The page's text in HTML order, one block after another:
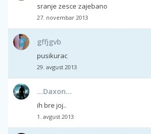
sranje zesce zajebano
27. novembar 2013
gffjgvb
pusikurac
29. avgust 2013
...Daxon...
ih bre joj..
1. avgust 2013